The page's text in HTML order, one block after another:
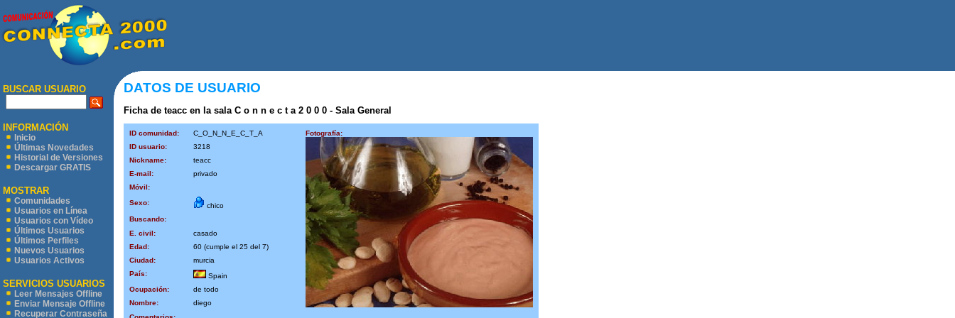
BUSCAR USUARIO
INFORMACIÓN
Inicio
Últimas Novedades
Historial de Versiones
Descargar GRATIS
MOSTRAR
Comunidades
Usuarios en Línea
Usuarios con Vídeo
Últimos Usuarios
Últimos Perfiles
Nuevos Usuarios
Usuarios Activos
SERVICIOS USUARIOS
Leer Mensajes Offline
Enviar Mensaje Offline
Recuperar Contraseña
DATOS DE USUARIO
Ficha de teacc en la sala C o n n e c t a 2 0 0 0 - Sala General
ID comunidad: C_O_N_N_E_C_T_A
Fotografía:
ID usuario:
3218
Nickname:
teacc
E-mail:
privado
Móvil:
Sexo:
chico
Buscando:
E. civil:
casado
Edad:
60 (cumple el 25 del 7)
Ciudad:
murcia
País:
Spain
Ocupación:
de todo
Nombre:
diego